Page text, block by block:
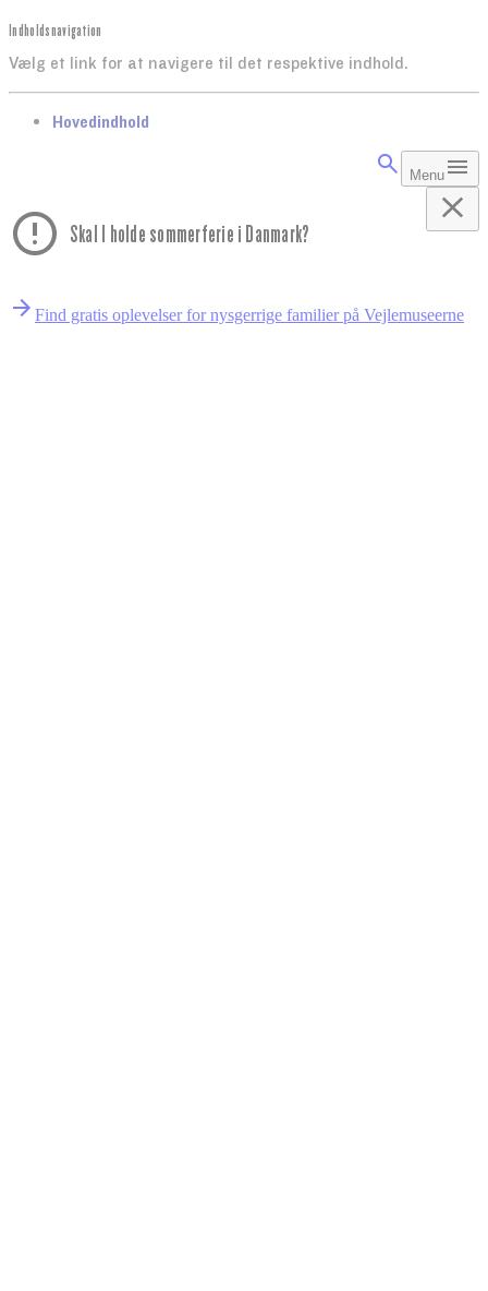
Indholdsnavigation
Vælg et link for at navigere til det respektive indhold.
gå til
Hovedindhold
Menu
Skal I holde sommerferie i Danmark?
Find gratis oplevelser for nysgerrige familier på Vejlemuseerne